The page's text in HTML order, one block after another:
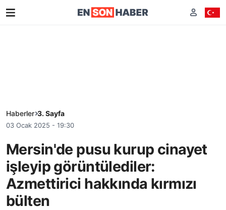
Haberler 3. Sayfa
03 Ocak 2025 - 19:30
Mersin'de pusu kurup cinayet
işleyip görüntülediler:
Azmettirici hakkında kırmızı
bülten